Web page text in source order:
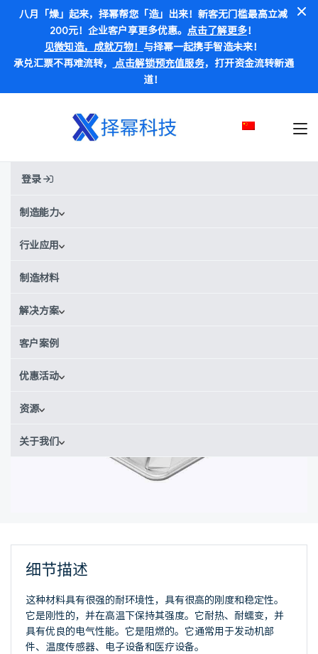
八月「燥」起来，择幂帮您「造」出来！新客无门槛最高立减
200元！企业客户享更多优惠。 点击了解更多！
见微知造，成就万物！ 与择幂一起携手智造未来！
承兑汇票不再难流转， 点击解锁预充值服务，打开资金流转新通
道！
登录
制造能力
行业应用
制造材料
解决方案
客户案例
优惠活动
资源
关于我们
首页材料PEI
PEI
别称:PEI / 聚醚酰亚胺
价格范围：
获取实时报价
细节描述
这种材料具有很强的耐环境性，具有很高的刚度和稳定性。
它是刚性的，并在高温下保持其强度。它耐热、耐蠕变，并
具有优良的电气性能。它是阻燃的。它通常用于发动机部
件、温度传感器、电子设备和医疗设备。